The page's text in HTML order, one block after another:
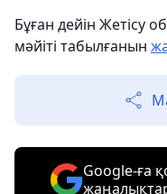
Бұған дейін Жетісу
мәйіті табылғанын
Google-ға